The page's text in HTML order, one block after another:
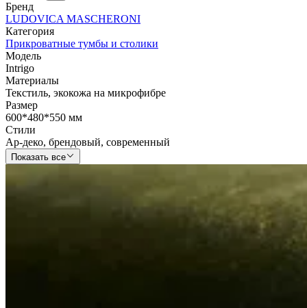
Бренд
LUDOVICA MASCHERONI
Категория
Прикроватные тумбы и столики
Модель
Intrigo
Материалы
Текстиль, экокожа на микрофибре
Размер
600*480*550 мм
Стили
Ар-деко, брендовый, современный
Показать все